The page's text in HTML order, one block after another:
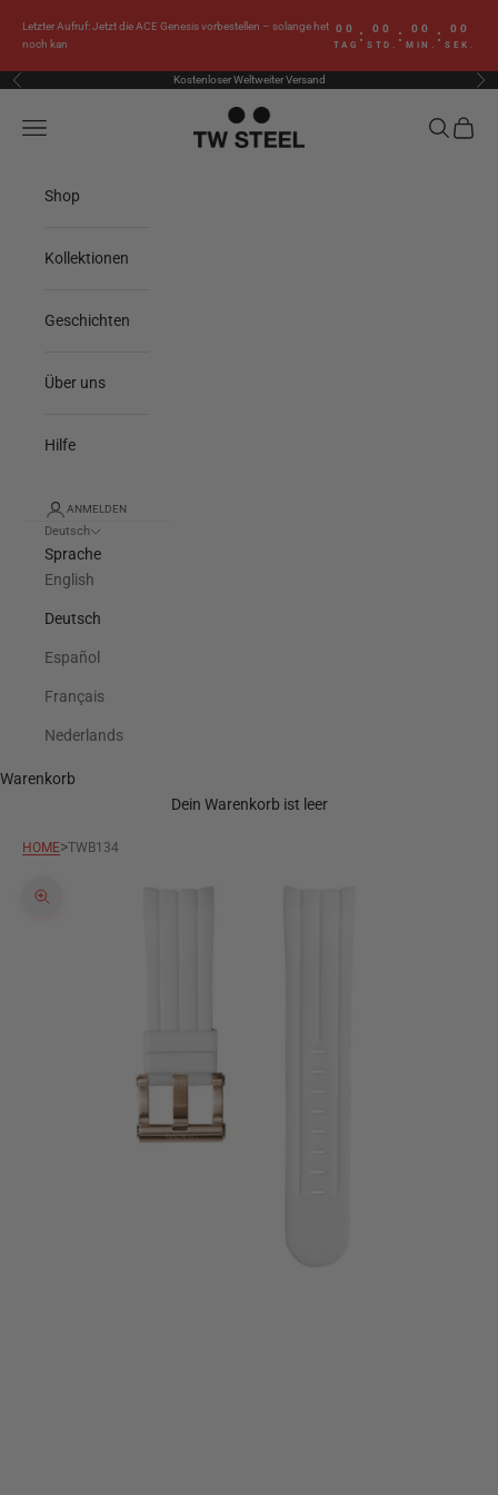
Letzter Aufruf: Jetzt die ACE Genesis vorbestellen – solange het
noch kan
00
TAG
: 00
STD.
: 00
MIN.
: 00
SEK.
Zurück Kostenloser Weltweiter Versand Vor
TW Steel
Menü Suchen
Shop
Kollektionen
Geschichten
Über uns
Hilfe
ANMELDEN
Deutsch
Sprache
English
Deutsch
Español
Français
Nederlands
Warenkorb
Dein Warenkorb ist leer
HOME>TWB134
Bild vergrößern